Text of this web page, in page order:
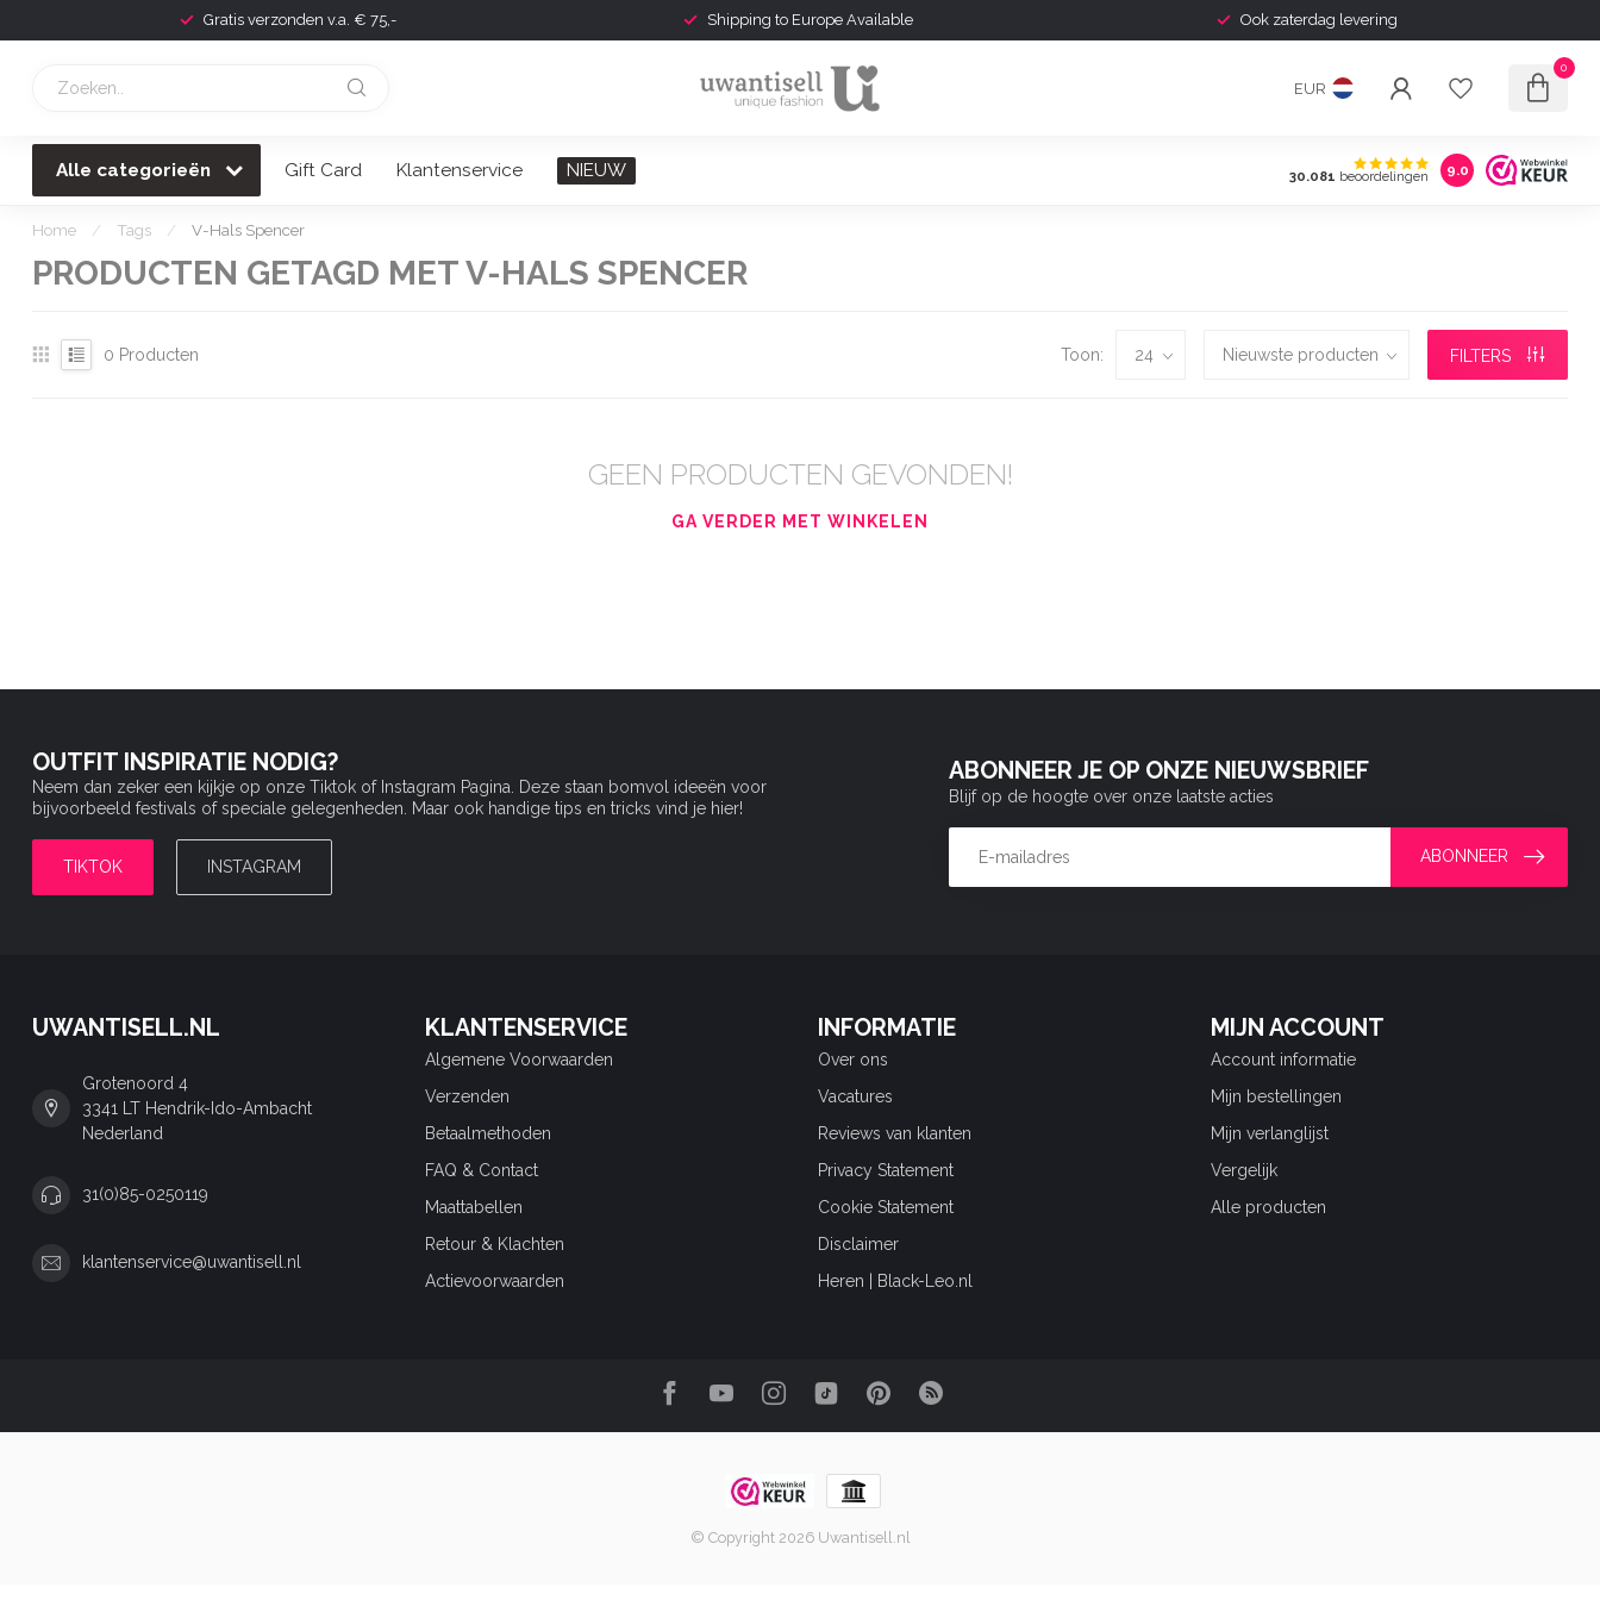
Gratis verzonden v.a. € 75,- Shipping to Europe Available Ook zaterdag levering
EUR
0
Alle categorieën Gift Card Klantenservice NIEUW 30.081 beoordelingen 9.0
Home / Tags / V-Hals Spencer
PRODUCTEN GETAGD MET V-HALS SPENCER
0 Producten Toon: FILTERS
GEEN PRODUCTEN GEVONDEN!
GA VERDER MET WINKELEN
OUTFIT INSPIRATIE NODIG?
Neem dan zeker een kijkje op onze Tiktok of Instagram Pagina. Deze staan bomvol ideeën voor
bijvoorbeeld festivals of speciale gelegenheden. Maar ook handige tips en tricks vind je hier!
TIKTOK INSTAGRAM
ABONNEER JE OP ONZE NIEUWSBRIEF
Blijf op de hoogte over onze laatste acties
ABONNEER
UWANTISELL.NL
Grotenoord 4
3341 LT Hendrik-Ido-Ambacht
Nederland
31(0)85-0250119
klantenservice@uwantisell.nl
KLANTENSERVICE
Algemene Voorwaarden
Verzenden
Betaalmethoden
FAQ & Contact
Maattabellen
Retour & Klachten
Actievoorwaarden
INFORMATIE
Over ons
Vacatures
Reviews van klanten
Privacy Statement
Cookie Statement
Disclaimer
Heren | Black-Leo.nl
MIJN ACCOUNT
Account informatie
Mijn bestellingen
Mijn verlanglijst
Vergelijk
Alle producten
© Copyright 2026 Uwantisell.nl